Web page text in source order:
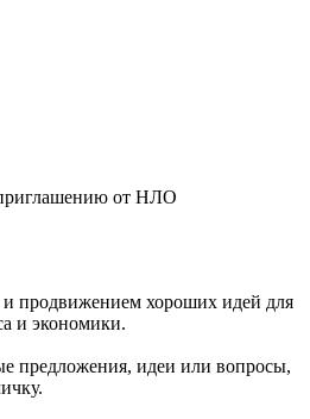
от НЛО
продвижением хороших идей для
и экономики.
предложения, идеи или вопросы,